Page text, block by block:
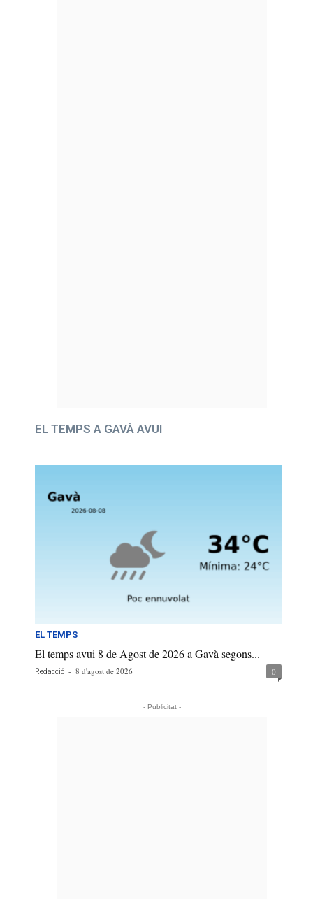
EL TEMPS A GAVÀ AVUI
EL TEMPS
El temps avui 8 de Agost de 2026 a Gavà segons...
Redacció - 8 d'agost de 2026 0
- Publicitat -